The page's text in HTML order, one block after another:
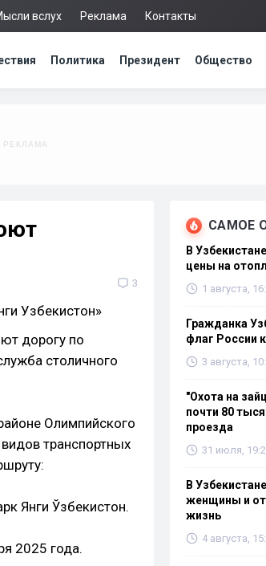
вслух Реклама Контакты
Политика Президент Общество
3
дорогу по
столичного
Олимпийского
транспортных
Янги Ўзбекистон.
2025 года.
САМОЕ
В
цены на
1 августа,
Гражданка
флаг России
3 августа,
"Охота на
почти 80
проезда
31 июля,
В
женщины и
жизнь
4 августа,